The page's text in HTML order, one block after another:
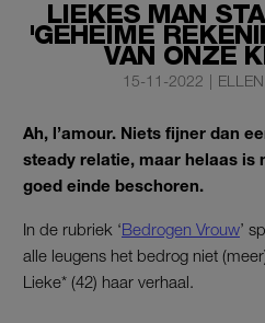
LIEKES MAN
'GEHEIME
VAN ONZE
15-11-2022 |
Ah, l’amour. Niets fijner dan
steady relatie, maar helaas is
goed einde beschoren.
In de rubriek ‘Bedrogen Vrouw’
alle leugens het bedrog niet
Lieke* (42) haar verhaal.